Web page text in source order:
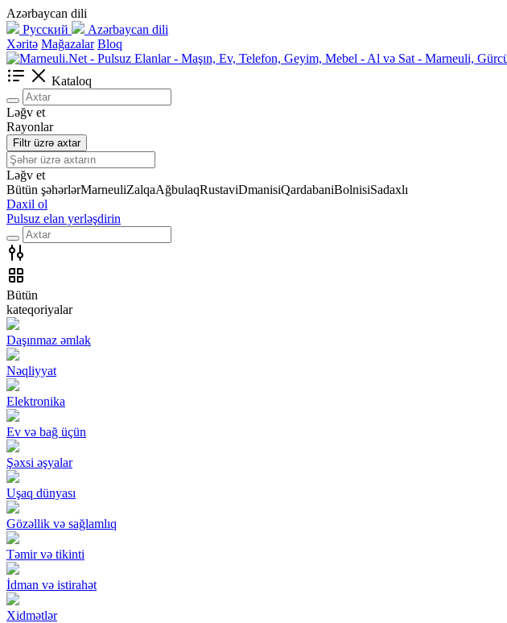
Azərbaycan dili
Русский
Azərbaycan dili
Xəritə Mağazalar Bloq
Kataloq
Ləğv et
Rayonlar
Filtr üzrə axtar
Ləğv et
Bütün şəhərlərMarneuliZalqaAğbulaqRustaviDmanisiQardabaniBolnisiSadaxlı
Daxil ol
Pulsuz elan yerləşdirin
Bütün
kateqoriyalar
Daşınmaz əmlak
Nəqliyyat
Elektronika
Ev və bağ üçün
Şəxsi əşyalar
Uşaq dünyası
Gözəllik və sağlamlıq
Təmir və tikinti
İdman və istirahət
Xidmətlər